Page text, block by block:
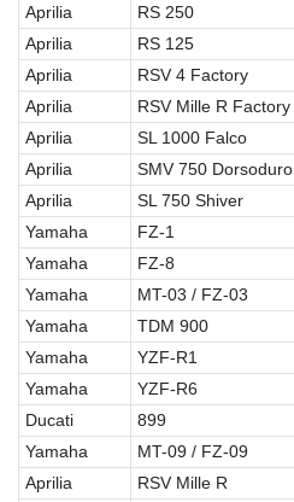
Aprilia
RS 250
Aprilia
RS 125
Aprilia
RSV 4 Factory
Aprilia
RSV Mille R Factory
Aprilia
SL 1000 Falco
Aprilia
SMV 750 Dorsoduro
Aprilia
SL 750 Shiver
Yamaha
FZ-1
Yamaha
FZ-8
Yamaha
MT-03 / FZ-03
Yamaha
TDM 900
Yamaha
YZF-R1
Yamaha
YZF-R6
Ducati
899
Yamaha
MT-09 / FZ-09
Aprilia
RSV Mille R